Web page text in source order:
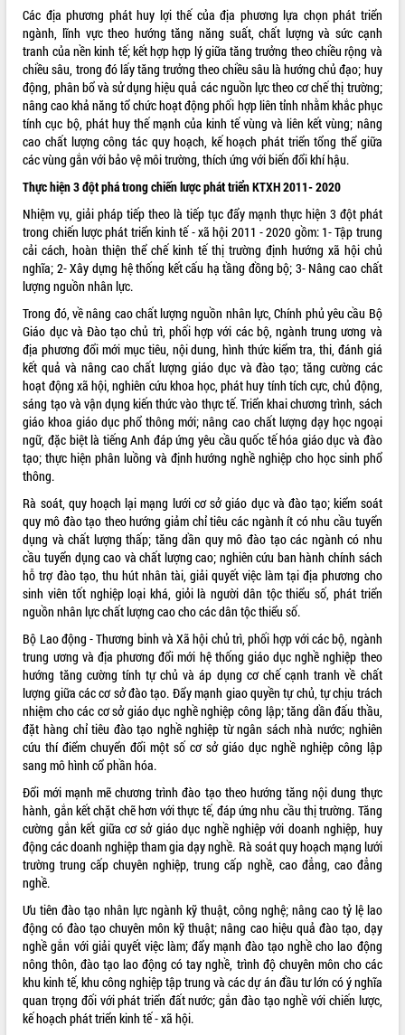
Các địa phương phát huy lợi thế của địa phương lựa chọn phát triển
ngành, lĩnh vực theo hướng tăng năng suất, chất lượng và sức cạnh
tranh của nền kinh tế; kết hợp hợp lý giữa tăng trưởng theo chiều rộng và
chiều sâu, trong đó lấy tăng trưởng theo chiều sâu là hướng chủ đạo; huy
động, phân bổ và sử dụng hiệu quả các nguồn lực theo cơ chế thị trường;
nâng cao khả năng tổ chức hoạt động phối hợp liên tỉnh nhằm khắc phục
tính cục bộ, phát huy thế mạnh của kinh tế vùng và liên kết vùng; nâng
cao chất lượng công tác quy hoạch, kế hoạch phát triển tổng thể giữa
các vùng gắn với bảo vệ môi trường, thích ứng với biến đổi khí hậu.
Thực hiện 3 đột phá trong chiến lược phát triển KTXH 2011- 2020
Nhiệm vụ, giải pháp tiếp theo là tiếp tục đẩy mạnh thực hiện 3 đột phát
trong chiến lược phát triển kinh tế - xã hội 2011 - 2020 gồm: 1- Tập trung
cải cách, hoàn thiện thể chế kinh tế thị trường định hướng xã hội chủ
nghĩa; 2- Xây dựng hệ thống kết cấu hạ tầng đồng bộ; 3- Nâng cao chất
lượng nguồn nhân lực.
Trong đó, về nâng cao chất lượng nguồn nhân lực, Chính phủ yêu cầu Bộ
Giáo dục và Đào tạo chủ trì, phối hợp với các bộ, ngành trung ương và
địa phương đổi mới mục tiêu, nội dung, hình thức kiểm tra, thi, đánh giá
kết quả và nâng cao chất lượng giáo dục và đào tạo; tăng cường các
hoạt động xã hội, nghiên cứu khoa học, phát huy tính tích cực, chủ động,
sáng tạo và vận dụng kiến thức vào thực tế. Triển khai chương trình, sách
giáo khoa giáo dục phổ thông mới; nâng cao chất lượng dạy học ngoại
ngữ, đặc biệt là tiếng Anh đáp ứng yêu cầu quốc tế hóa giáo dục và đào
tạo; thực hiện phân luồng và định hướng nghề nghiệp cho học sinh phổ
thông.
Rà soát, quy hoạch lại mạng lưới cơ sở giáo dục và đào tạo; kiểm soát
quy mô đào tạo theo hướng giảm chỉ tiêu các ngành ít có nhu cầu tuyển
dụng và chất lượng thấp; tăng dần quy mô đào tạo các ngành có nhu
cầu tuyển dụng cao và chất lượng cao; nghiên cứu ban hành chính sách
hỗ trợ đào tạo, thu hút nhân tài, giải quyết việc làm tại địa phương cho
sinh viên tốt nghiệp loại khá, giỏi là người dân tộc thiểu số, phát triển
nguồn nhân lực chất lượng cao cho các dân tộc thiểu số.
Bộ Lao động - Thương binh và Xã hội chủ trì, phối hợp với các bộ, ngành
trung ương và địa phương đổi mới hệ thống giáo dục nghề nghiệp theo
hướng tăng cường tính tự chủ và áp dụng cơ chế cạnh tranh về chất
lượng giữa các cơ sở đào tạo. Đẩy mạnh giao quyền tự chủ, tự chịu trách
nhiệm cho các cơ sở giáo dục nghề nghiệp công lập; tăng dần đấu thầu,
đặt hàng chỉ tiêu đào tạo nghề nghiệp từ ngân sách nhà nước; nghiên
cứu thí điểm chuyển đổi một số cơ sở giáo dục nghề nghiệp công lập
sang mô hình cổ phần hóa.
Đổi mới mạnh mẽ chương trình đào tạo theo hướng tăng nội dung thực
hành, gắn kết chặt chẽ hơn với thực tế, đáp ứng nhu cầu thị trường. Tăng
cường gắn kết giữa cơ sở giáo dục nghề nghiệp với doanh nghiệp, huy
động các doanh nghiệp tham gia dạy nghề. Rà soát quy hoạch mạng lưới
trường trung cấp chuyên nghiệp, trung cấp nghề, cao đẳng, cao đẳng
nghề.
Ưu tiên đào tạo nhân lực ngành kỹ thuật, công nghệ; nâng cao tỷ lệ lao
động có đào tạo chuyên môn kỹ thuật; nâng cao hiệu quả đào tạo, dạy
nghề gắn với giải quyết việc làm; đẩy mạnh đào tạo nghề cho lao động
nông thôn, đào tạo lao động có tay nghề, trình độ chuyên môn cho các
khu kinh tế, khu công nghiệp tập trung và các dự án đầu tư lớn có ý nghĩa
quan trọng đối với phát triển đất nước; gắn đào tạo nghề với chiến lược,
kế hoạch phát triển kinh tế - xã hội.